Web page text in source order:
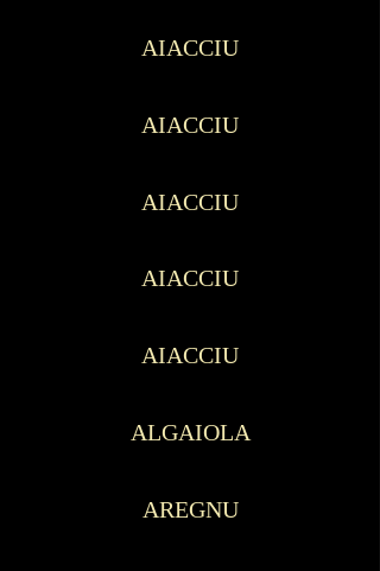
AIACCIU
AIACCIU
AIACCIU
AIACCIU
AIACCIU
ALGAIOLA
AREGNU